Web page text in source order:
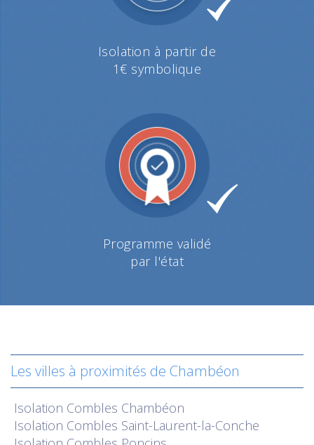
Isolation à partir de
1€ symbolique
Programme validé
par l'état
Les villes à proximités de Chambéon
Isolation Combles Chambéon
Isolation Combles Saint-Laurent-la-Conche